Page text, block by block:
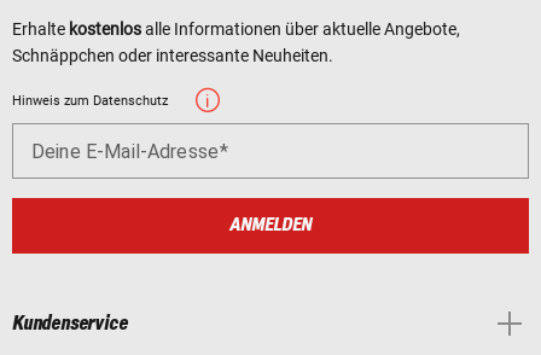
Erhalte kostenlosalle Informationen über aktuelle Angebote,
Schnäppchen oder interessante Neuheiten.
Hinweis zum Datenschutz
Deine E-Mail-Adresse
ANMELDEN
Kundenservice